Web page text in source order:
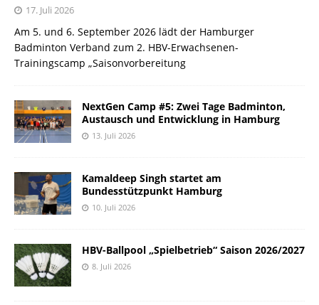
17. Juli 2026
Am 5. und 6. September 2026 lädt der Hamburger
Badminton Verband zum 2. HBV-Erwachsenen-
Trainingscamp „Saisonvorbereitung
NextGen Camp #5: Zwei Tage Badminton,
Austausch und Entwicklung in Hamburg
13. Juli 2026
Kamaldeep Singh startet am
Bundesstützpunkt Hamburg
10. Juli 2026
HBV-Ballpool „Spielbetrieb“ Saison 2026/2027
8. Juli 2026